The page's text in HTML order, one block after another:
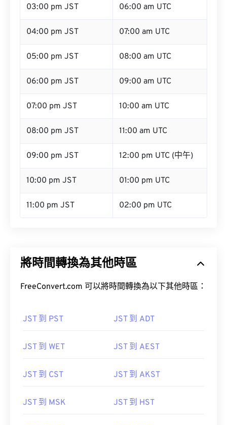
03:00 pm JST 06:00 am UTC
04:00 pm JST 07:00 am UTC
05:00 pm JST 08:00 am UTC
06:00 pm JST 09:00 am UTC
07:00 pm JST 10:00 am UTC
08:00 pm JST 11:00 am UTC
09:00 pm JST 12:00 pm UTC (中午)
10:00 pm JST 01:00 pm UTC
11:00 pm JST 02:00 pm UTC
將時間轉換為其他時區
FreeConvert.com 可以將時間轉換為以下其他時區：
JST 到 PST JST 到 ADT
JST 到 WET JST 到 AEST
JST 到 CST JST 到 AKST
JST 到 MSK JST 到 HST